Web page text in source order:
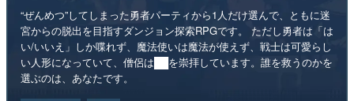
“ぜんめつ”してしまった勇者パーティから1人だけ選んで、ともに迷
宮からの脱出を目指すダンジョン探索RPGです。 ただし勇者は「は
い/いいえ」しか喋れず、魔法使いは魔法が使えず、戦士は可愛らし
い人形になっていて、僧侶は██を崇拝しています。誰を救うのかを
選ぶのは、あなたです。